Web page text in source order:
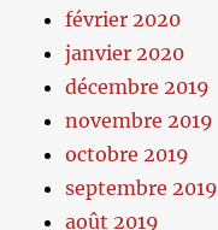
février 2020
janvier 2020
décembre 2019
novembre 2019
octobre 2019
septembre 2019
août 2019